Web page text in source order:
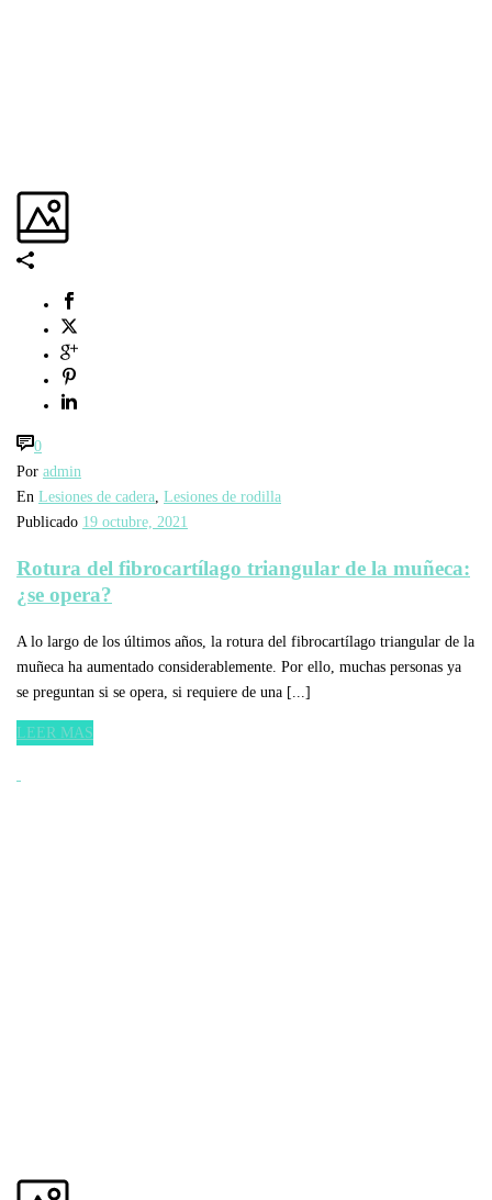
0
Por admin
En Lesiones de cadera, Lesiones de rodilla
Publicado 19 octubre, 2021
Rotura del fibrocartílago triangular de la muñeca:
¿se opera?
A lo largo de los últimos años, la rotura del fibrocartílago triangular de la
muñeca ha aumentado considerablemente. Por ello, muchas personas ya
se preguntan si se opera, si requiere de una [...]
LEER MAS